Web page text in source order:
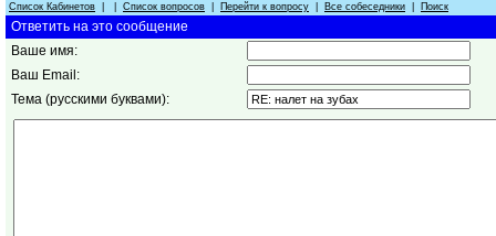
Список Кабинетов
Список вопросов Перейти к вопросу Все собеседники Поиск
Ответить на это сообщение
Ваше имя:
Ваш Email:
Тема (русскими буквами):